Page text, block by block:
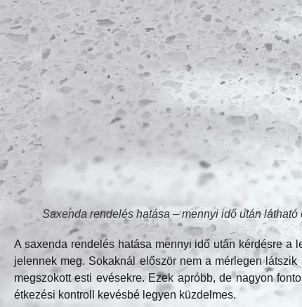
Saxenda rendelés hatása – mennyi idő után látható
A saxenda rendelés hatása mennyi idő után kérdésre a
jelennek meg. Sokaknál először nem a mérlegen
megszokott esti evésekre. Ezek apróbb, de nagyon
étkezési kontroll kevésbé legyen küzdelmes.